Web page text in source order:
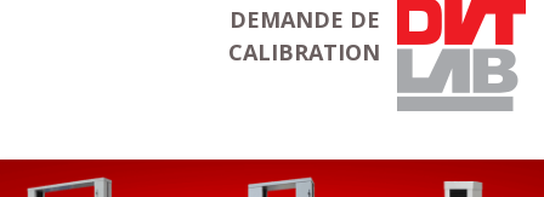
DEMANDE DE
CALIBRATION